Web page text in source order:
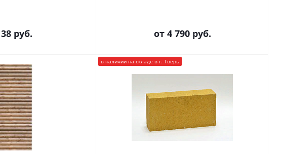
38 руб. от 4 790 руб.
в наличии на складе в г. Тверь